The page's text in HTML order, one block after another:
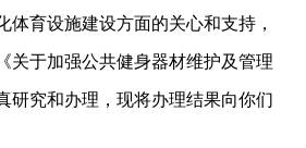
育设施建设方面的关心和支持，
关于加强公共健身器材维护及管理
研究和办理，现将办理结果向你们